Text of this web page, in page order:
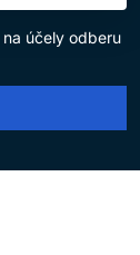
na účely odberu